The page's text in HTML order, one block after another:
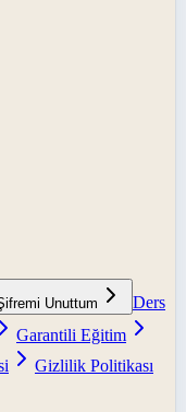
Unuttum
Ders
Garantili Eğitim
Gizlilik Politikası